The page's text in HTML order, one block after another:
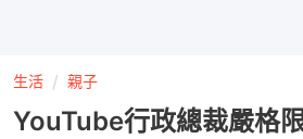
生活 親子
YouTube行政總裁嚴格